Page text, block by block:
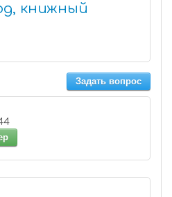
книжный
Задать вопрос
44